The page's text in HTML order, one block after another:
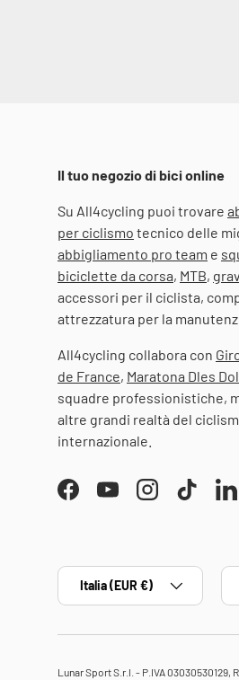
Il tuo negozio di bici online
Su All4cycling puoi trovare
per ciclismo tecnico delle
abbigliamento pro team e
biciclette da corsa, MTB,
accessori per il ciclista,
attrezzatura per la
All4cycling collabora con
de France, Maratona Dles
squadre professionistiche,
altre grandi realtà del
internazionale.
FacebookYouTubeInstagramTikTok
Paese/Regione
Italia (EUR €)
Lunar Sport S.r.l. - P.IVA 03030530129,